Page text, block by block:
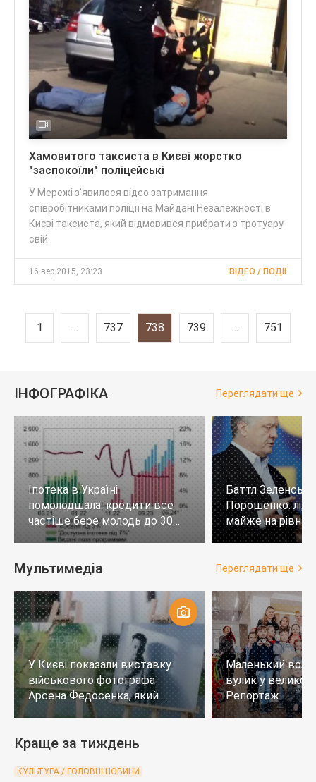
Хамовитого таксиста в Києві жорстко
"заспокоїли" поліцейські
У Мережі з'явилося відео затримання
співробітниками поліції на Майдані Незалежності в
Києві таксиста, який відмовився прибрати з тротуару
свій
16 вер 2015, 23:23 ВІДЕО / ПОДІЇ
1 ... 737 738 739 ... 751
ІНФОГРАФІКА Переглядати ще
Іпотека в Україні
помолодшала: кредити все
частіше бере молодь до 30
років
Баттл
Порошенко:
майже на
тих, хто не
Мультимедіа Переглядати ще
У Києві показали виставку
військового фотографа
Арсена Федосенка, який
загинув на війні
Маленький
вулик у
Репортаж
Краще за тиждень
КУЛЬТУРА / ГОЛОВНІ НОВИНИ